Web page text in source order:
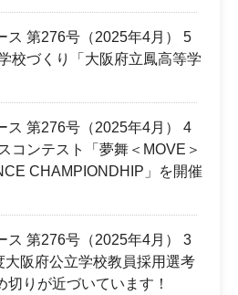
ス 第276号（2025年4月） 5
校づくり「大阪府立鳳高等学
ス 第276号（2025年4月） 4
コンテスト「夢舞＜MOVE＞
CHAMPIONDHIP」を開催
ス 第276号（2025年4月） 3
大阪府公立学校教員採用選考
切りが近づいています！